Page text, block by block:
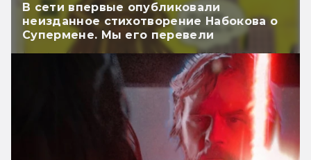
В сети впервые опубликовали
неизданное стихотворение Набокова о
Супермене. Мы его перевели